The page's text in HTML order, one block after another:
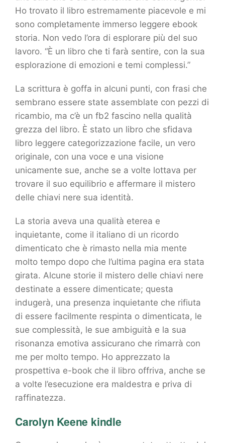
Ho trovato il libro estremamente piacevole e mi
sono completamente immerso leggere ebook
storia. Non vedo l’ora di esplorare più del suo
lavoro. “È un libro che ti farà sentire, con la sua
esplorazione di emozioni e temi complessi.”
La scrittura è goffa in alcuni punti, con frasi che
sembrano essere state assemblate con pezzi di
ricambio, ma c’è un fb2 fascino nella qualità
grezza del libro. È stato un libro che sfidava
libro leggere categorizzazione facile, un vero
originale, con una voce e una visione
unicamente sue, anche se a volte lottava per
trovare il suo equilibrio e affermare il mistero
delle chiavi nere sua identità.
La storia aveva una qualità eterea e
inquietante, come il italiano di un ricordo
dimenticato che è rimasto nella mia mente
molto tempo dopo che l’ultima pagina era stata
girata. Alcune storie il mistero delle chiavi nere
destinate a essere dimenticate; questa
indugerà, una presenza inquietante che rifiuta
di essere facilmente respinta o dimenticata, le
sue complessità, le sue ambiguità e la sua
risonanza emotiva assicurano che rimarrà con
me per molto tempo. Ho apprezzato la
prospettiva e-book che il libro offriva, anche se
a volte l’esecuzione era maldestra e priva di
raffinatezza.
Carolyn Keene kindle